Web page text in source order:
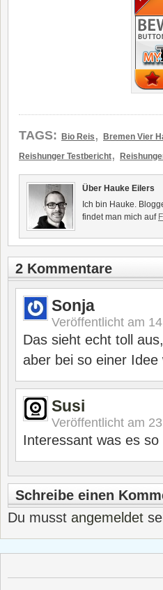
TAGS: Bio Reis , Bremen Vier
Reishunger Testbericht,
Über Hauke Eilers
Ich bin Hauke.
findet man mich auf
2 Kommentare
Sonja
Veröffentlicht am
Das sieht echt toll
aber bei so einer
Susi
Veröffentlicht am
Interessant was es
Schreibe einen
Du musst angemeldet